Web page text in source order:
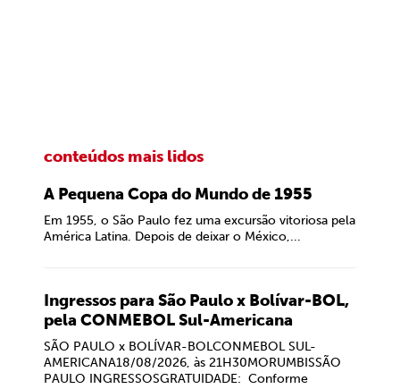
conteúdos mais lidos
A Pequena Copa do Mundo de 1955
Em 1955, o São Paulo fez uma excursão vitoriosa pela
América Latina. Depois de deixar o México,...
Ingressos para São Paulo x Bolívar-BOL,
pela CONMEBOL Sul-Americana
SÃO PAULO x BOLÍVAR-BOLCONMEBOL SUL-
AMERICANA18/08/2026, às 21H30MORUMBISSÃO
PAULO INGRESSOSGRATUIDADE: Conforme